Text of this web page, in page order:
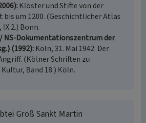
Klöster und Stifte von der
um 1200. (Geschichtlicher Atlas
Bonn.
NS-Dokumentationszentrum der
(1992) Köln, 31. Mai 1942: Der
(Kölner Schriften zu
Band 18.) Köln.
Groß Sankt Martin